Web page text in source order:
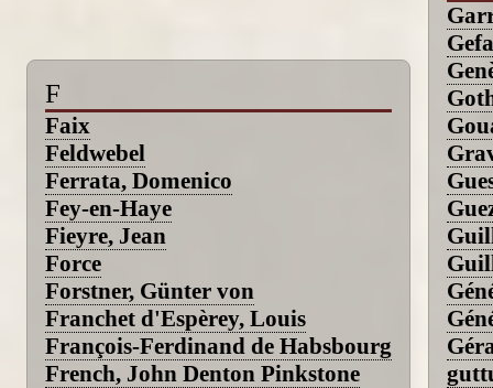
F
Faix
Feldwebel
Ferrata, Domenico
Fey-en-Haye
Fieyre, Jean
Force
Forstner, Günter von
Franchet d'Espèrey, Louis
François-Ferdinand de Habsbourg
French, John Denton Pinkstone